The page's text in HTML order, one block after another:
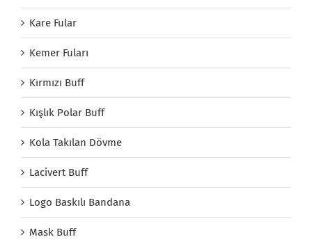
Kare Fular
Kemer Fuları
Kırmızı Buff
Kışlık Polar Buff
Kola Takılan Dövme
Lacivert Buff
Logo Baskılı Bandana
Mask Buff